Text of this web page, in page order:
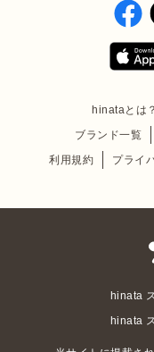
hinataとは？
ブランド一覧
利用規約
プライ
hinata
hinata